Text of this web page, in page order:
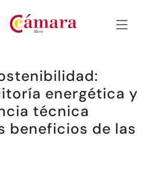
energética y
técnica
beneficios de las